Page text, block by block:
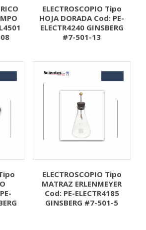
ELECTROSCOPIO Tipo
HOJA DORADA Cod: PE-
ELECTR4240 GINSBERG
#7-501-13
ELECTROSCOPIO Tipo
MATRAZ ERLENMEYER
Cod: PE-ELECTR4185
GINSBERG #7-501-5